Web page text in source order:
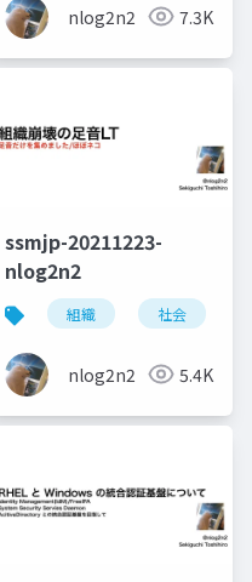
nlog2n2 7.3K
メンタル メンタルケア
ssmjp-20211223-
nlog2n2
組織 社会
nlog2n2 5.4K